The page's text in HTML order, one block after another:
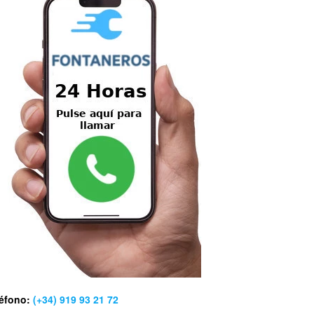
(+34) 919 93 21 72